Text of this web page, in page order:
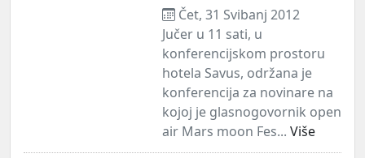
Čet, 31 Svibanj 2012
Jučer u 11 sati, u
konferencijskom prostoru
hotela Savus, održana je
konferencija za novinare na
kojoj je glasnogovornik open
air Mars moon Fes... Više